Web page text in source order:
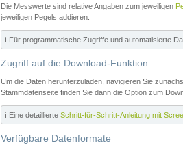
Die Messwerte sind relative Angaben zum jeweiligen
jeweiligen Pegels addieren.
ℹ️ Für programmatische Zugriffe und automatisierte
Zugriff auf die Download-Funktion
Um die Daten herunterzuladen, navigieren Sie
Stammdatenseite finden Sie dann die Option zum
ℹ️ Eine detaillierte Schritt-für-Schritt-Anleitung mit
Verfügbare Datenformate